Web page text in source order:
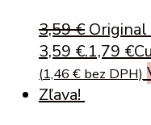
3,59€ Original
3,59 €.1,79 €
(1,46 € bez DPH)
Zľava!